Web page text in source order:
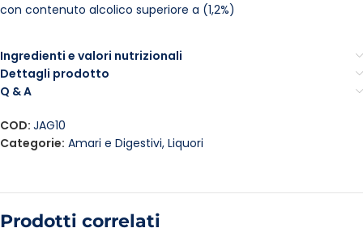
con contenuto alcolico superiore a (1,2%)
Ingredienti e valori nutrizionali
Dettagli prodotto
Q & A
COD: JAG10
Categorie: Amari e Digestivi, Liquori
Prodotti correlati